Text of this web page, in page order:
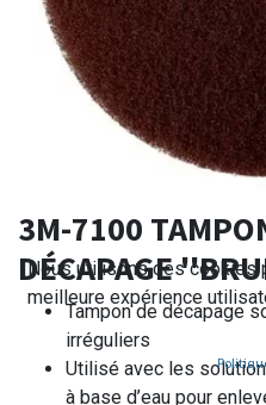
3M-7100
DÉCAPAGE
Tampon de décapage
irréguliers
Utilisé avec les
à base d’eau pour
Nous utilisons des cookies
meilleure expérience